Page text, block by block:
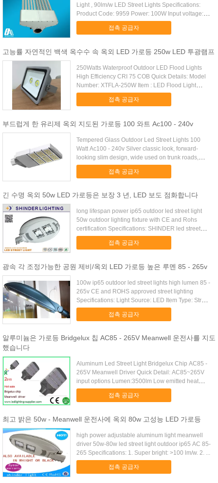
Light , 90lm/w LED Street Lights Specifications:
Product Code: 9959 Power: 100W Input voltage:
AC85V-265V ...
접촉 공급자
고능률 자연적인 백색 옥수수 속 옥외 LED 가로등 250w LED 투광램프
250Watts Waterproof Outdoor LED Flood Lights
High Efficiency CRI 75 COB Quick Details: Model
Number: XTFLA-250W Item : LED Flood Light
Lamp Power: ...
접촉 공급자
부드럽게 한 유리제 옥외 지도된 가로등 100 와트 Ac100 - 240v
Tempered Glass Outdoor Led Street Lights 100
Watt Ac100 - 240v Silver classic look, forward-
looking slim design, wide used on trunk roads,
highways, ...
접촉 공급자
긴 수명 옥외 50w LED 가로등은 보장 3 년, LED 보도 점화합니다
long lifespan power ip65 outdoor led street light
50w outdoor lighting fixture with CE and Rohs
certification Specifications: SHINDER led street
light ...
접촉 공급자
광속 각 조정가능한 공원 제비/옥외 LED 가로등 높은 루멘 85 - 265v
100w ip65 outdoor led street lights high lumen 85 -
265v CE and ROHS approved street lighting
Specifications: Light Source: LED Item Type: Street
...
접촉 공급자
알루미늄은 가로등 Bridgelux 칩 AC85 - 265V Meanwell 운전사를 지도
했습니다
Aluminum Led Street Light Bridgelux Chip AC85 -
265V Meanwell Driver Quick Detail: AC85~265V
input options Lumen:3500lm Low emitted heat
IP65 Ingress ...
접촉 공급자
최고 밝은 50w - Meanwell 운전사에 옥외 80w 고성능 LED 가로등
high power adjustable aluminum light meanwell
driver 50w-80w led street light outdoor ip65 AC 85-
265 Specifications: 1. Super bright: >100 lm/w. 2. ...
접촉 공급자